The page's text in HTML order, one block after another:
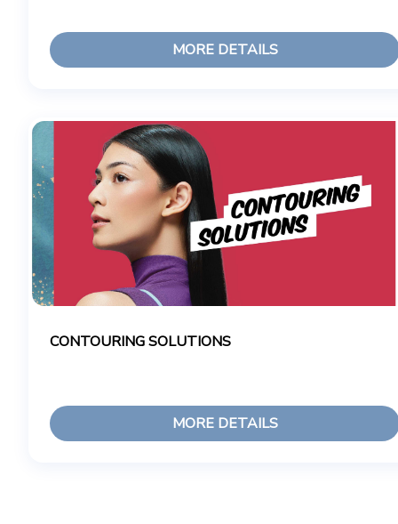
MORE DETAILS
CONTOURING SOLUTIONS
MORE DETAILS